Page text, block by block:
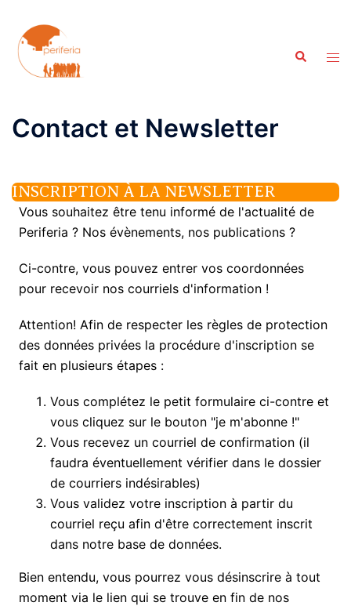
contenu
Contact et Newsletter
INSCRIPTION À LA NEWSLETTER
Vous souhaitez être tenu informé de l'actualité de
Periferia ? Nos évènements, nos publications ?
Ci-contre, vous pouvez entrer vos coordonnées
pour recevoir nos courriels d'information !
Attention! Afin de respecter les règles de protection
des données privées la procédure d'inscription se
fait en plusieurs étapes :
Vous complétez le petit formulaire ci-contre et
vous cliquez sur le bouton "je m'abonne !"
Vous recevez un courriel de confirmation (il
faudra éventuellement vérifier dans le dossier
de courriers indésirables)
Vous validez votre inscription à partir du
courriel reçu afin d'être correctement inscrit
dans notre base de données.
Bien entendu, vous pourrez vous désinscrire à tout
moment via le lien qui se trouve en fin de nos